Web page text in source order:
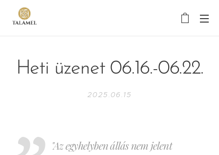
Heti üzenet 06.16.-06.22.
2025.06.15
"Az egyhelyben állás nem jelent